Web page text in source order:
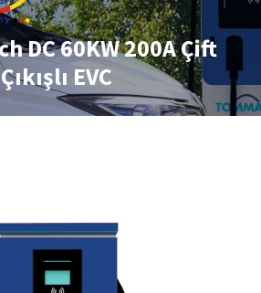
DC 60KW 200A Çift
Çıkışlı EVC